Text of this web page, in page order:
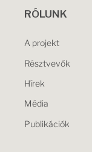
RÓLUNK
A projekt
Résztvevők
Hírek
Média
Publikációk